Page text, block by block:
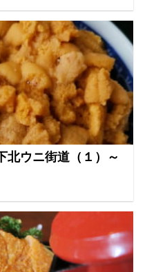
ウニ街道（１）～